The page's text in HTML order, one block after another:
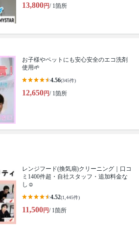
13,800円/ 1箇所
お子様やペットにも安心安全のエコ洗剤
使用🌱
4.56(345件)
12,650円/ 1箇所
レンジフード(換気扇)クリーニング｜口コ
ミ1400件超・自社スタッフ・追加料金な
し☺️
4.52(1,445件)
11,500円/ 1箇所